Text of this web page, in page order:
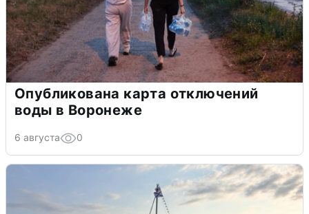
Опубликована карта отключений
воды в Воронеже
6 августа 0